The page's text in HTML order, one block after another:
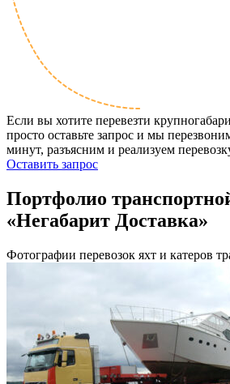
Если вы хотите перевезти
просто оставьте запрос и мы
минут, разъясним и реализуем
Оставить запрос
Портфолио
«Негабарит Доставка»
Фотографии перевозок яхт и катеров